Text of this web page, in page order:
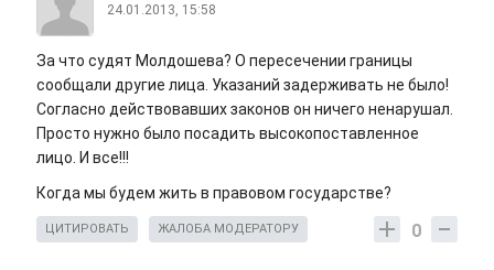
24.01.2013, 15:58
За что судят Молдошева? О пересечении границы
сообщали другие лица. Указаний задерживать не было!
Согласно действовавших законов он ничего ненарушал.
Просто нужно было посадить высокопоставленное
лицо. И все!!!
Когда мы будем жить в правовом государстве?
0
ЦИТИРОВАТЬ ЖАЛОБА МОДЕРАТОРУ